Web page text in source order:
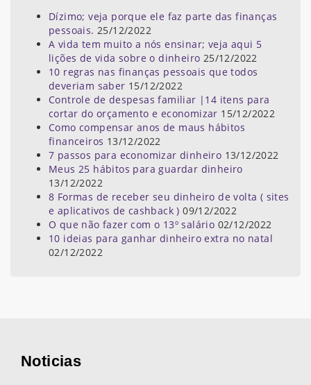
Dízimo; veja porque ele faz parte das finanças
pessoais. 25/12/2022
A vida tem muito a nós ensinar; veja aqui 5
lições de vida sobre o dinheiro 25/12/2022
10 regras nas finanças pessoais que todos
deveriam saber 15/12/2022
Controle de despesas familiar |14 itens para
cortar do orçamento e economizar 15/12/2022
Como compensar anos de maus hábitos
financeiros 13/12/2022
7 passos para economizar dinheiro 13/12/2022
Meus 25 hábitos para guardar dinheiro
13/12/2022
8 Formas de receber seu dinheiro de volta ( sites
e aplicativos de cashback ) 09/12/2022
O que não fazer com o 13º salário 02/12/2022
10 ideias para ganhar dinheiro extra no natal
02/12/2022
Noticias